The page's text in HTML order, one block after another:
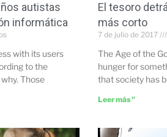
autistas
informática
with its users
to the
Those
El tesoro
más corto
7 de julio de 2017
The Age of the
hunger for
that society has
Leer más "